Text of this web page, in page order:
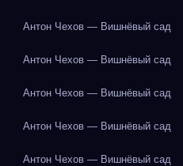
Антон Чехов — Вишнёвый сад
Антон Чехов — Вишнёвый сад
Антон Чехов — Вишнёвый сад
Антон Чехов — Вишнёвый сад
Антон Чехов — Вишнёвый сад